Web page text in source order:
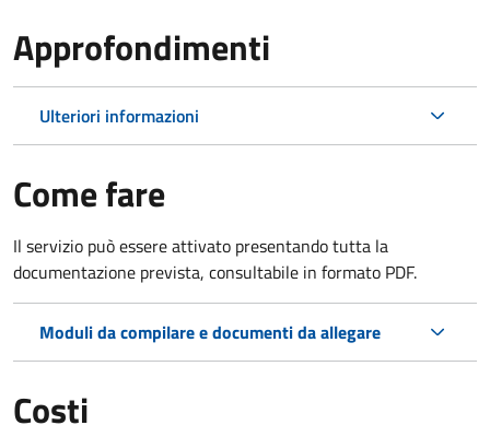
Approfondimenti
Ulteriori informazioni
Come fare
Il servizio può essere attivato presentando tutta la
documentazione prevista, consultabile in formato PDF.
Moduli da compilare e documenti da allegare
Costi